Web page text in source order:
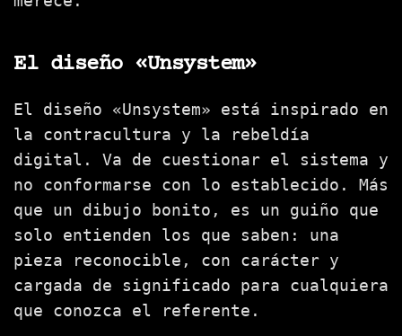
El diseño «Unsystem»
El diseño «Unsystem» está inspirado en
la contracultura y la rebeldía
digital. Va de cuestionar el sistema y
no conformarse con lo establecido. Más
que un dibujo bonito, es un guiño que
solo entienden los que saben: una
pieza reconocible, con carácter y
cargada de significado para cualquiera
que conozca el referente.